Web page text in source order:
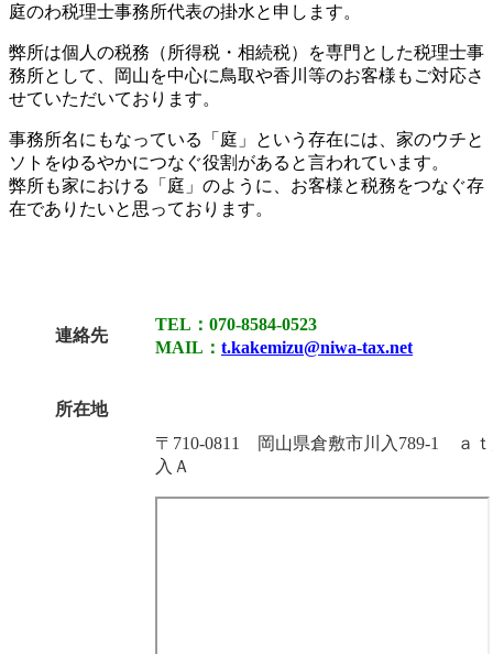
有
庭のわ税理士事務所代表の掛水と申します。
弊所は個人の税務（所得税・相続税）を専門とした税理士事
務所として、岡山を中心に鳥取や香川等のお客様もご対応さ
せていただいております。
事務所名にもなっている「庭」という存在には、家のウチと
ソトをゆるやかにつなぐ役割があると言われています。
弊所も家における「庭」のように、お客様と税務をつなぐ存
在でありたいと思っております。
連絡先
TEL：070-8584-0523
MAIL： t.kakemizu@niwa-tax.net
所在地
〒710-0811 岡山県倉敷市川入789-1 ａ
入Ａ